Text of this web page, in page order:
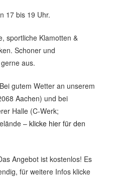
17 bis 19 Uhr.
sportliche Klamotten &
Schoner und
aus.
gutem Wetter an unserem
Aachen) und bei
Halle (C-Werk;
– klicke hier für den
Angebot ist kostenlos! Es
für weitere Infos klicke